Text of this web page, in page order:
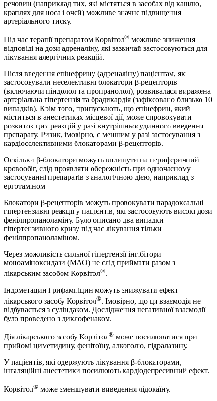
речовин (наприклад тих, які містяться в засобах від кашлю,
краплях для носа і очей) можливе значне підвищення
артеріального тиску.
Під час терапії препаратом Корвітол® можливе зниження
відповіді на дози адреналіну, які зазвичай застосовуються для
лікування алергічних реакцій.
Після введення епінефрину (адреналіну) пацієнтам, які
застосовували неселективні блокатори β-рецепторів
(включаючи піндолол та пропранолол), розвивалася виражена
артеріальна гіпертензія та брадикардія (зафіксовано близько 10
випадків). Крім того, припускають, що епінефрин, який
міститься в анестетиках місцевої дії, може спровокувати
розвиток цих реакцій у разі внутрішньосудинного введення
препарату. Ризик, імовірно, є меншим у разі застосування з
кардіоселективними блокаторами β-рецепторів.
Оскільки β-блокатори можуть вплинути на периферичний
кровообіг, слід проявляти обережність при одночасному
застосуванні препаратів з аналогічною дією, наприклад з
ерготаміном.
Блокатори β-рецепторів можуть провокувати парадоксальні
гіпертензивні реакції у пацієнтів, які застосовують високі дози
фенілпропаноламіну. Було описано два випадки
гіпертензивного кризу під час лікування тільки
фенілпропаноламіном.
Через можливість сильної гіпертензії інгібітори
моноаміноксидази (МАО) не слід приймати разом з
лікарським засобом Корвітол®.
Індометацин і рифампіцин можуть знижувати ефект
лікарського засобу Корвітол®. Імовірно, що ця взаємодія не
відбувається з суліндаком. Дослідження негативної взаємодії
було проведено з диклофенаком.
Дія лікарського засобу Корвітол® може посилюватися при
прийомі циметидину, фенітоїну, алкоголю, гідралазину.
У пацієнтів, які одержують лікування β-блокаторами,
інгаляційні анестетики посилюють кардіодепресивний ефект.
Корвітол® може зменшувати виведення лідокаїну.